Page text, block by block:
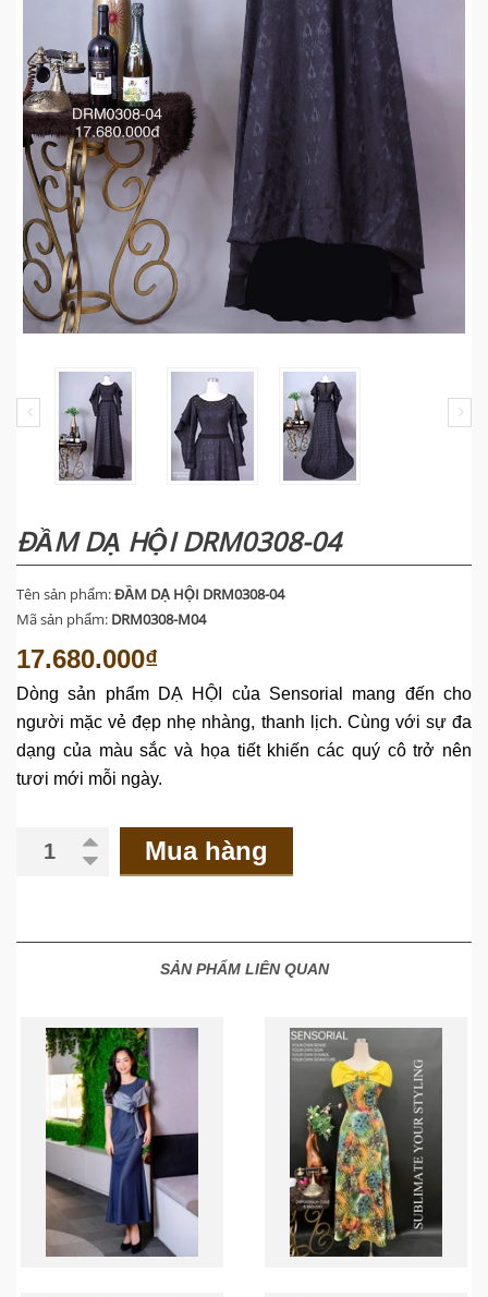
ĐẦM DẠ HỘI DRM0308-04
Tên sản phẩm:ĐẦM DẠ HỘI DRM0308-04
Mã sản phẩm: DRM0308-M04
17.680.000₫
Dòngsản phẩm DẠ HỘI của Sensorial mang đến cho
người mặc vẻ đẹp nhẹ nhàng, thanh lịch. Cùng với sự đa
dạng của màu sắc và họa tiết khiến các quý cô trở nên
tươi mới mỗi ngày.
Mua hàng
SẢN PHẨM LIÊN QUAN